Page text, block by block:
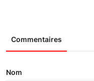
Commentaires
Nom